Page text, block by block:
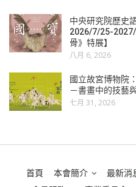
中央研究院歷史
2026/7/25-
骨》特展】
八月 6, 2026
國立故宮博物院
－書畫中的技藝
七月 31, 2026
首頁 本會簡介 最新消